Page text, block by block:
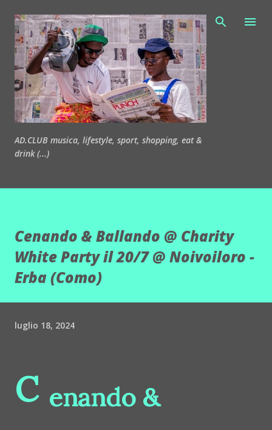
Passa ai contenuti principali
AD.CLUB musica, lifestyle, sport, shopping, eat &
drink (...)
Cenando & Ballando @ Charity
White Party il 20/7 @ Noivoiloro -
Erba (Como)
luglio 18, 2024
C enando &